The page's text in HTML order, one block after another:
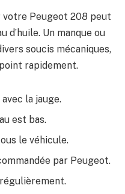
votre Peugeot 208 peut
d’huile. Un manque ou
soucis mécaniques,
rapidement.
la jauge.
est bas.
le véhicule.
par Peugeot.